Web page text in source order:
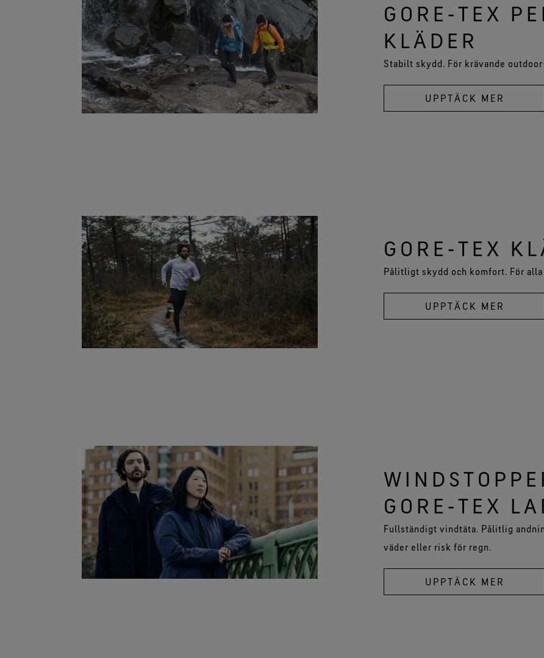
GORE‑TEX
KLÄDER
Stabilt skydd. För krävande
UPPTÄCK MER
GORE‑TEX
Pålitligt skydd och komfort. För
UPPTÄCK MER
GORE‑TEX
Fullständigt vindtäta. Pålitlig
väder eller risk för regn.
UPPTÄCK MER